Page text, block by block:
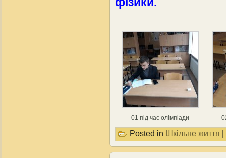
01 під час олімпіади
Posted in Шкільне життя |